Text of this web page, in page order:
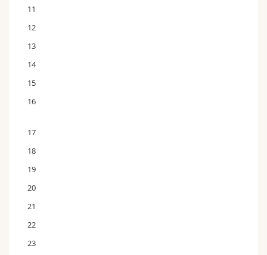
11
12
13
14
15
16
17
18
19
20
21
22
23